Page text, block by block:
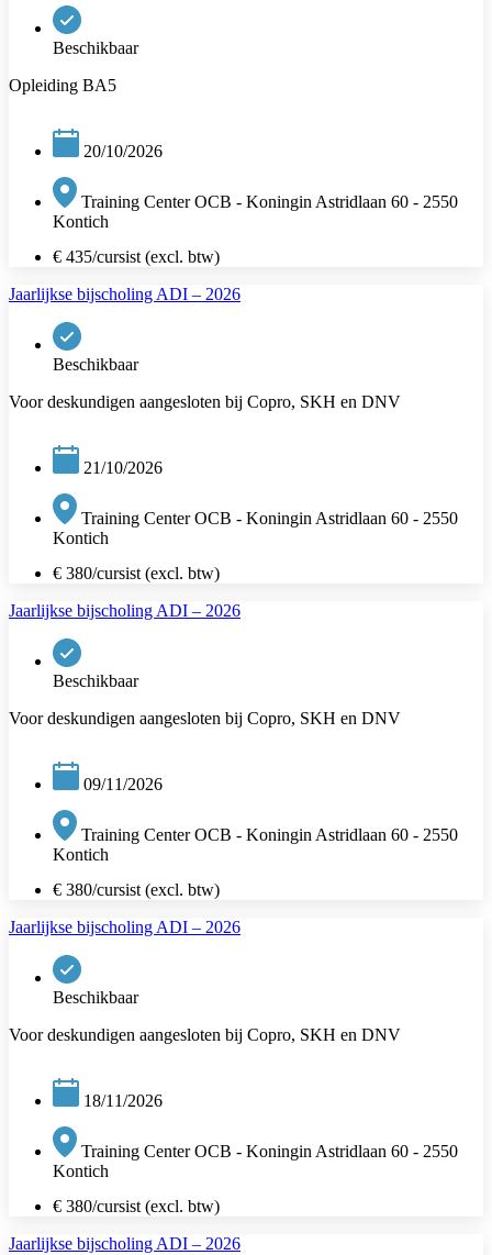
Beschikbaar
Opleiding BA5
20/10/2026
Training Center OCB - Koningin Astridlaan 60 - 2550
Kontich
€ 435/cursist (excl. btw)
Jaarlijkse bijscholing ADI – 2026
Beschikbaar
Voor deskundigen aangesloten bij Copro, SKH en DNV
21/10/2026
Training Center OCB - Koningin Astridlaan 60 - 2550
Kontich
€ 380/cursist (excl. btw)
Jaarlijkse bijscholing ADI – 2026
Beschikbaar
Voor deskundigen aangesloten bij Copro, SKH en DNV
09/11/2026
Training Center OCB - Koningin Astridlaan 60 - 2550
Kontich
€ 380/cursist (excl. btw)
Jaarlijkse bijscholing ADI – 2026
Beschikbaar
Voor deskundigen aangesloten bij Copro, SKH en DNV
18/11/2026
Training Center OCB - Koningin Astridlaan 60 - 2550
Kontich
€ 380/cursist (excl. btw)
Jaarlijkse bijscholing ADI – 2026